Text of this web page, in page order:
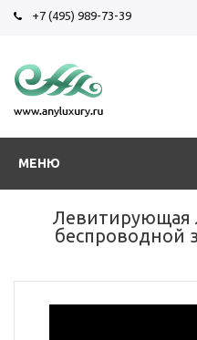
+7 (495) 989-73-39
МЕНЮ
Левитирующая
беспроводной